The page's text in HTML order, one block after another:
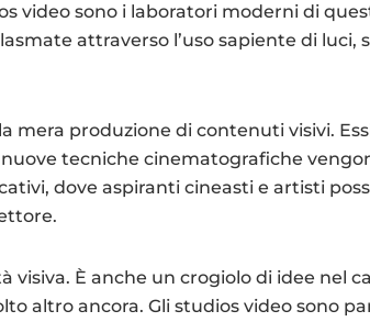
video sono i laboratori moderni di
attraverso l’uso sapiente di luci,
mera produzione di contenuti visivi.
tecniche cinematografiche
dove aspiranti cineasti e artisti
visiva. È anche un crogiolo di idee nel
altro ancora. Gli studios video sono